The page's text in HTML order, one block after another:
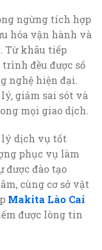
ngừng tích hợp
hóa vận hành và
Từ khâu tiếp
đều được số
nghệ hiện đại.
giảm sai sót và
mọi giao dịch.
dịch vụ tốt
phục vụ làm
được đào tạo
cùng cơ sở vật
Makita Lào Cai
được lòng tin